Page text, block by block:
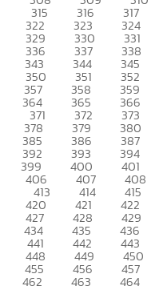
315 316 317
322 323 324
329 330 331
336 337 338
343 344 345
350 351 352
357 358 359
364 365 366
371 372 373
378 379 380
385 386 387
392 393 394
399 400 401
406 407 408
413 414 415
420 421 422
427 428 429
434 435 436
441 442 443
448 449 450
455 456 457
462 463 464